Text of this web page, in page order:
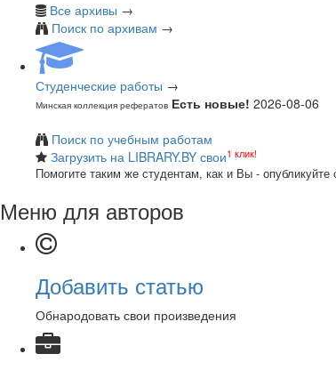
Все архивы →
Поиск по архивам →
Студенческие работы →
Минская коллекция рефератов Есть новые! 2026-08-06
Поиск по учебным работам
Загрузить на LIBRARY.BY свои1 клик!
Помогите таким же студентам, как и Вы -
Меню для авторов
Добавить статью
Обнародовать свои произведения